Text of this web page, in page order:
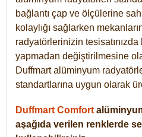
bağlantı çap ve ölçülerine
kolaylığı sağlarken
radyatörlerinizin
yapmadan değiştirilmesine
Duffmart alüminyum
standartlarına uygun olarak
Duffmart Comfort
aşağıda verilen renklerde